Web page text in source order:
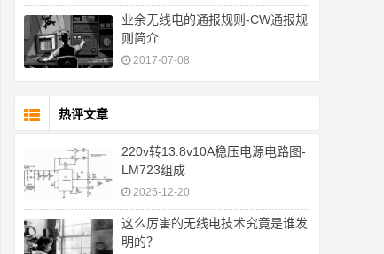
业余无线电的通报规则-CW通报规
则简介
2017-07-08
热评文章
220v转13.8v10A稳压电源电路图-
LM723组成
2025-12-20
这么厉害的无线电技术究竟是谁发
明的？